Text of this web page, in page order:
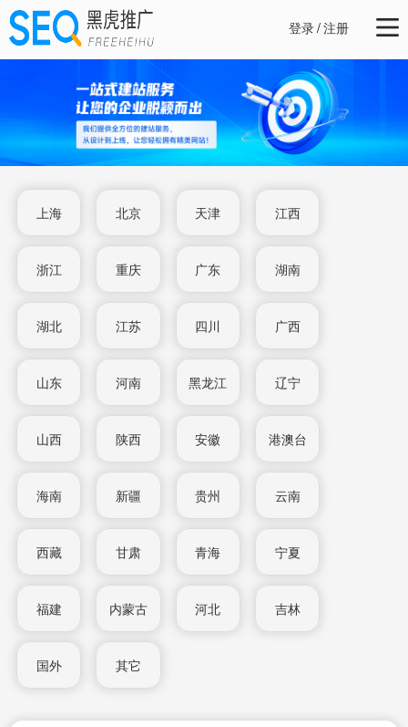
登录/注册
上海 北京 天津 江西
浙江 重庆 广东 湖南
湖北 江苏 四川 广西
山东 河南 黑龙江 辽宁
山西 陕西 安徽 港澳台
海南 新疆 贵州 云南
西藏 甘肃 青海 宁夏
福建 内蒙古 河北 吉林
国外 其它